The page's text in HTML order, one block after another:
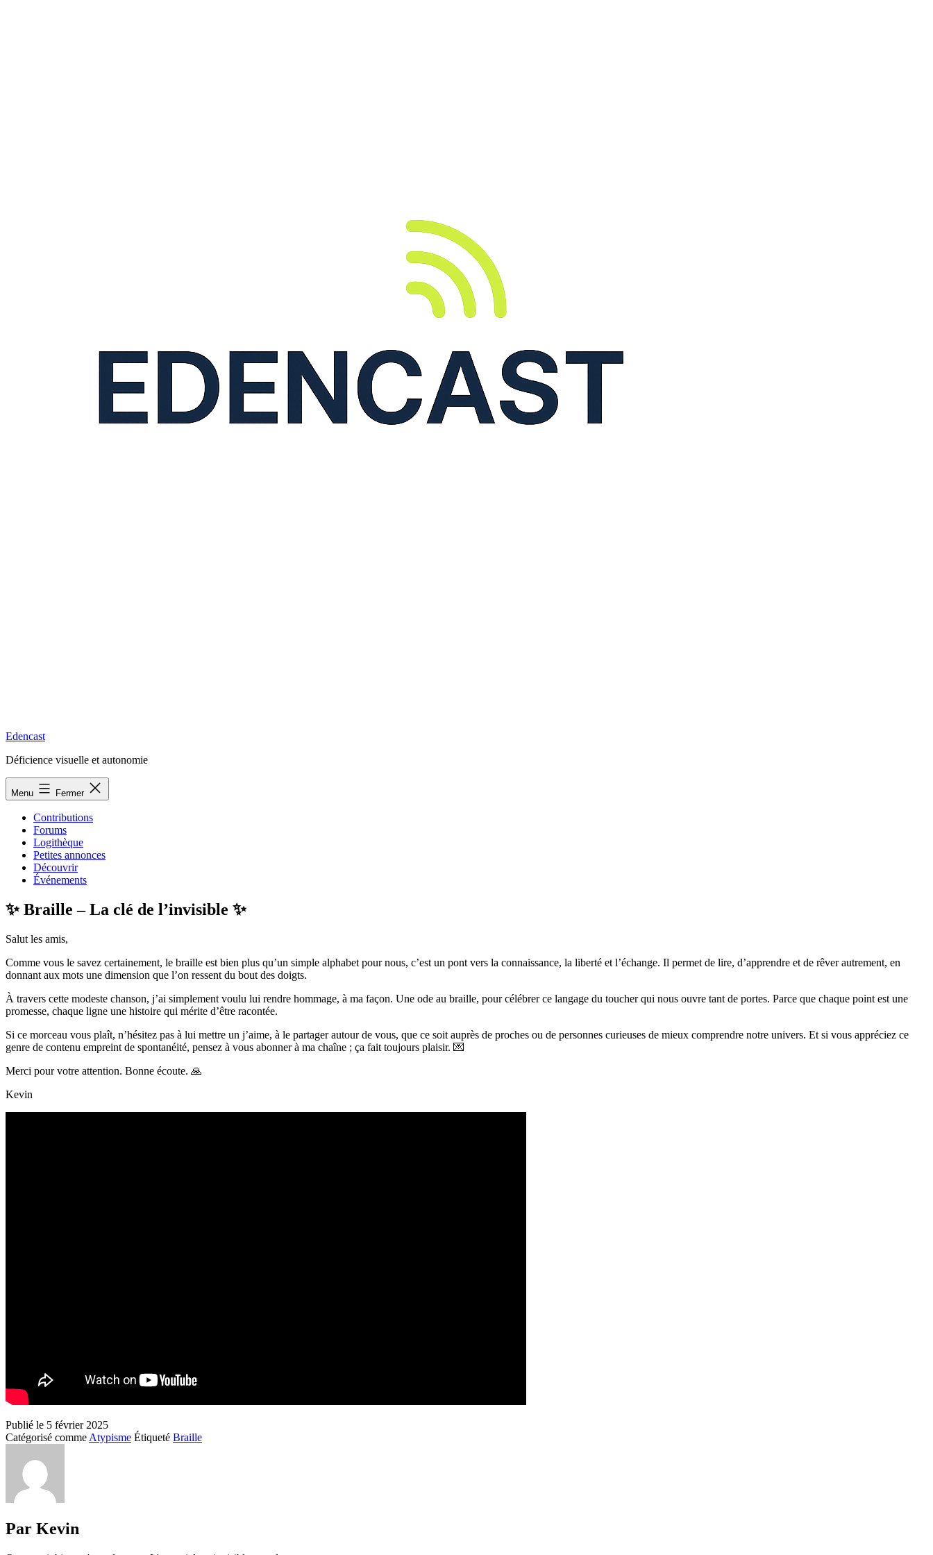
Edencast
Déficience visuelle et autonomie
Menu Fermer
Contributions
Forums
Logithèque
Petites annonces
Découvrir
Événements
✨ Braille – La clé de l’invisible ✨
Salut les amis,
Comme vous le savez certainement, le braille est bien plus qu’un simple alphabet pour nous, c’est un pont vers la connaissance, la liberté et l’échange. Il permet de lire, d’apprendre et de rêver autrement, en
donnant aux mots une dimension que l’on ressent du bout des doigts.
À travers cette modeste chanson, j’ai simplement voulu lui rendre hommage, à ma façon. Une ode au braille, pour célébrer ce langage du toucher qui nous ouvre tant de portes. Parce que chaque point est une
promesse, chaque ligne une histoire qui mérite d’être racontée.
Si ce morceau vous plaît, n’hésitez pas à lui mettre un j’aime, à le partager autour de vous, que ce soit auprès de proches ou de personnes curieuses de mieux comprendre notre univers. Et si vous appréciez ce
genre de contenu empreint de spontanéité, pensez à vous abonner à ma chaîne ; ça fait toujours plaisir. 💌
Merci pour votre attention. Bonne écoute. 🙏
Kevin
Publié le 5 février 2025
Catégorisé comme Atypisme Étiqueté Braille
Par Kevin